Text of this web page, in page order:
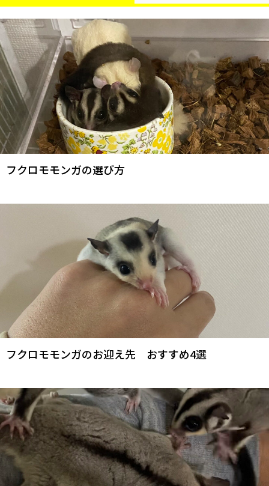
フクロモモンガの選び方
フクロモモンガのお迎え先 おすすめ4選